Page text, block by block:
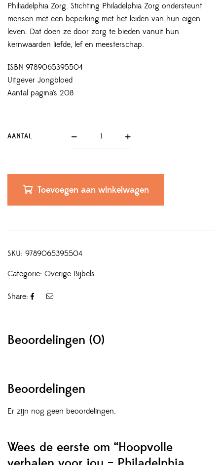
Philiadelphia Zorg. Stichting Philadelphia Zorg ondersteunt
mensen met een beperking met het leiden van hun eigen
leven. Dat doen ze door zorg te bieden vanuit hun
kernwaarden liefde, lef en meesterschap.
ISBN 9789065395504
Uitgever Jongbloed
Aantal pagina’s 208
AANTAL
Toevoegen aan winkelwagen
SKU: 9789065395504
Categorie: Overige Bijbels
Share:
Beoordelingen (0)
Beoordelingen
Er zijn nog geen beoordelingen.
Wees de eerste om “Hoopvolle